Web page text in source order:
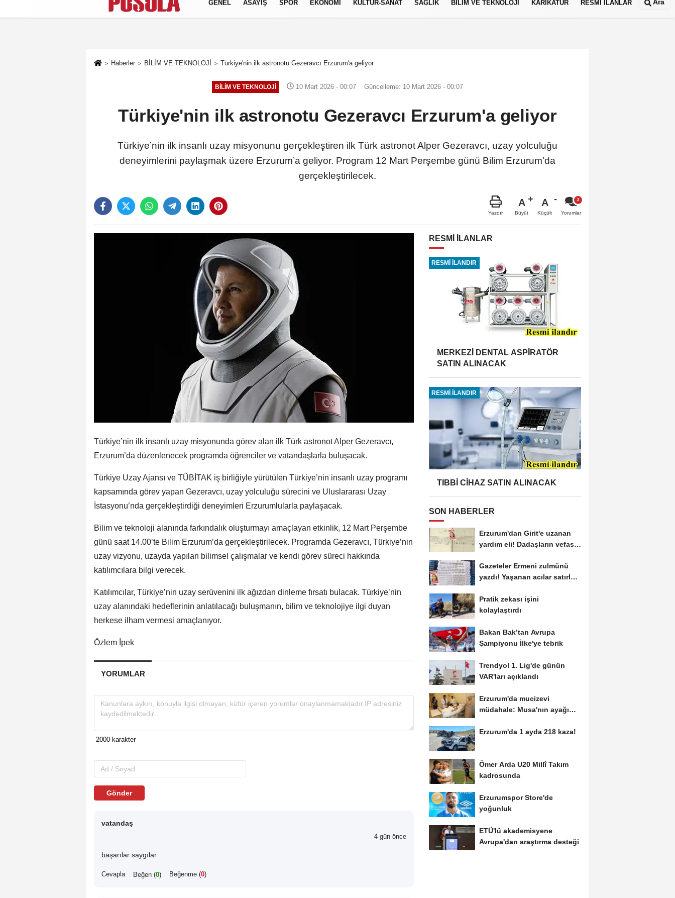
Künye İletişim Gizlilik Politikası
GENEL ASAYİŞ SPOR EKONOMİ KÜLTÜR-SANAT SAĞLIK BİLİM VE TEKNOLOJİ KARİKATÜR RESMİ İLANLAR Ara
Haberler BİLİM VE TEKNOLOJİ Türkiye'nin ilk astronotu Gezeravcı Erzurum'a geliyor
BİLİM VE TEKNOLOJİ 10 Mart 2026 - 00:07 Güncelleme: 10 Mart 2026 - 00:07
Türkiye'nin ilk astronotu Gezeravcı Erzurum'a geliyor
Türkiye’nin ilk insanlı uzay misyonunu gerçekleştiren ilk Türk astronot Alper Gezeravcı, uzay yolculuğu
deneyimlerini paylaşmak üzere Erzurum’a geliyor. Program 12 Mart Perşembe günü Bilim Erzurum’da
gerçekleştirilecek.
Yazdır
A
Büyüt
A
Küçült Yorumlar
Türkiye’nin ilk insanlı uzay misyonunda görev alan ilk Türk astronot Alper Gezeravcı,
Erzurum’da düzenlenecek programda öğrenciler ve vatandaşlarla buluşacak.
Türkiye Uzay Ajansı ve TÜBİTAK iş birliğiyle yürütülen Türkiye’nin insanlı uzay programı
kapsamında görev yapan Gezeravcı, uzay yolculuğu sürecini ve Uluslararası Uzay
İstasyonu’nda gerçekleştirdiği deneyimleri Erzurumlularla paylaşacak.
Bilim ve teknoloji alanında farkındalık oluşturmayı amaçlayan etkinlik, 12 Mart Perşembe
günü saat 14.00’te Bilim Erzurum’da gerçekleştirilecek. Programda Gezeravcı, Türkiye’nin
uzay vizyonu, uzayda yapılan bilimsel çalışmalar ve kendi görev süreci hakkında
katılımcılara bilgi verecek.
Katılımcılar, Türkiye’nin uzay serüvenini ilk ağızdan dinleme fırsatı bulacak. Türkiye’nin
uzay alanındaki hedeflerinin anlatılacağı buluşmanın, bilim ve teknolojiye ilgi duyan
herkese ilham vermesi amaçlanıyor.
Özlem İpek
YORUMLAR
Gönder
vatandaş
4 gün önce
başarılar saygılar
Cevapla Beğen (0) Beğenme (0)
RESMİ İLANLAR
RESMİ İLANDIR
MERKEZİ DENTAL ASPİRATÖR
SATIN ALINACAK
RESMİ İLANDIR
TIBBİ CİHAZ SATIN ALINACAK
SON HABERLER
Erzurum'dan Girit'e uzanan
yardım eli! Dadaşların vefası
Gazeteler Ermeni zulmünü
yazdı! Yaşanan acılar satırlara
Pratik zekası işini
kolaylaştırdı
Bakan Bak’tan Avrupa
Şampiyonu İlke'ye tebrik
Trendyol 1. Lig'de günün
VAR'ları açıklandı
Erzurum'da mucizevi
müdahale: Musa'nın ayağı
Erzurum'da 1 ayda 218 kaza!
Ömer Arda U20 Millî Takım
kadrosunda
Erzurumspor Store'de
yoğunluk
ETÜ'lü akademisyene
Avrupa'dan araştırma desteği